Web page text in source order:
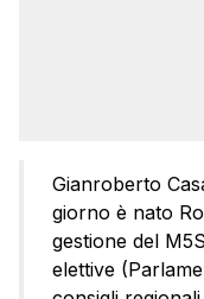
Gianroberto
giorno è nato
gestione del
elettive